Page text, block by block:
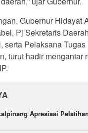
Gubernur Hidayat
Pj Sekretaris
serta Pelaksana
turut hadir mengantar
Apresiasi